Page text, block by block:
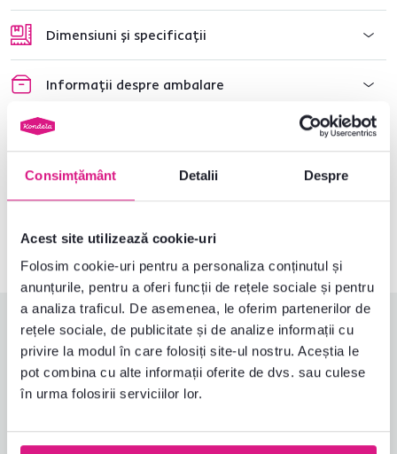
Consimțământ Detalii Despre
Acest site utilizează cookie-uri
Folosim cookie-uri pentru a personaliza conținutul și
anunțurile, pentru a oferi funcții de rețele sociale și pentru
a analiza traficul. De asemenea, le oferim partenerilor de
rețele sociale, de publicitate și de analize informații cu
privire la modul în care folosiți site-ul nostru. Aceștia le
pot combina cu alte informații oferite de dvs. sau culese
în urma folosirii serviciilor lor.
Dimensiuni și specificații
Informații despre ambalare
Contactați-ne și vă vom ajuta cu plăcere
Evaluări produs
4,6
4recenzii
Ușurința asamblării
4,5
Calitatea produsului
Ambalarea produsului
4,7